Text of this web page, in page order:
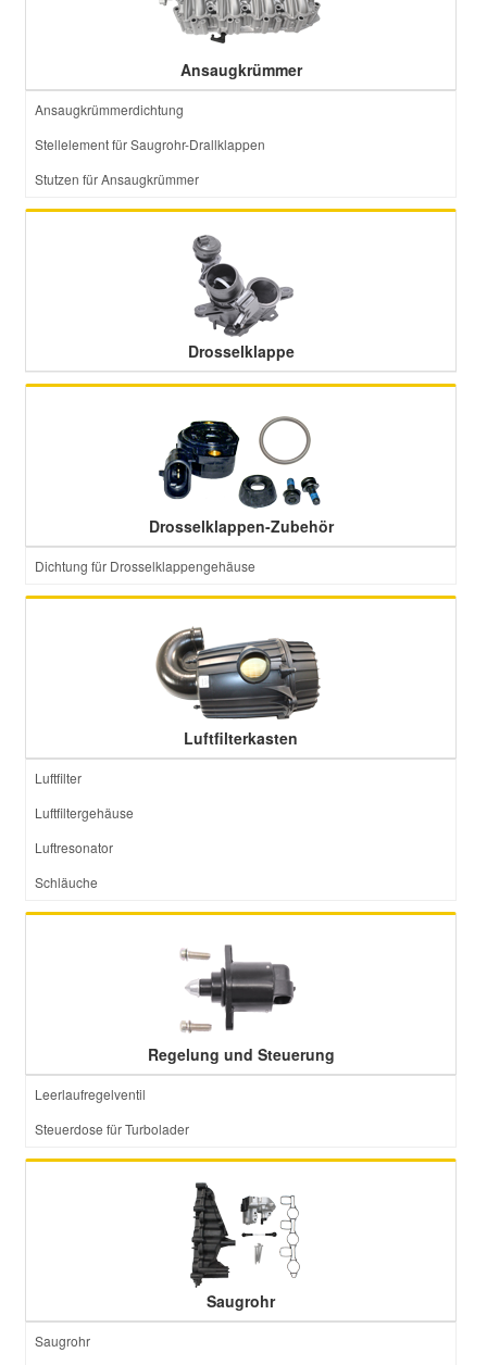
Ansaugkrümmer
Ansaugkrümmerdichtung
Stellelement für Saugrohr-Drallklappen
Stutzen für Ansaugkrümmer
Drosselklappe
Drosselklappen-Zubehör
Dichtung für Drosselklappengehäuse
Luftfilterkasten
Luftfilter
Luftfiltergehäuse
Luftresonator
Schläuche
Regelung und Steuerung
Leerlaufregelventil
Steuerdose für Turbolader
Saugrohr
Saugrohr